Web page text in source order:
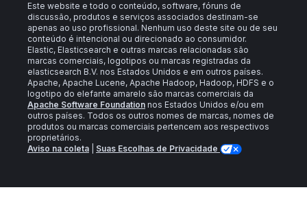
Este website e todo o conteúdo, software, fóruns de
discussão, produtos e serviços associados destinam-se
apenas ao uso profissional. Nenhum uso deste site ou de seu
conteúdo é intencional ou direcionado ao consumidor.
Elastic, Elasticsearch e outras marcas relacionadas são
marcas comerciais, logotipos ou marcas registradas da
elasticsearch B.V. nos Estados Unidos e em outros países.
Apache, Apache Lucene, Apache Hadoop, Hadoop, HDFS e o
logotipo do elefante amarelo são marcas comerciais da
Apache Software Foundation nos Estados Unidos e/ou em
outros países. Todos os outros nomes de marcas, nomes de
produtos ou marcas comerciais pertencem aos respectivos
proprietários.
Aviso na coleta
Suas Escolhas de Privacidade